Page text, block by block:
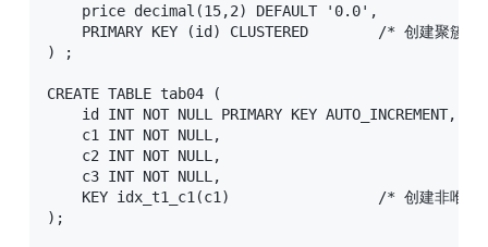
    price decimal(15,2) DEFAULT '0.0',
PRIMARY KEY (id) CLUSTERED        /* 创建聚簇索
) ;
CREATE TABLE tab04 (
    id INT NOT NULL PRIMARY KEY AUTO_INCREMENT,
    c1 INT NOT NULL,
    c2 INT NOT NULL,
    c3 INT NOT NULL,
KEY idx_t1_c1(c1)                 /* 创建非唯一
);